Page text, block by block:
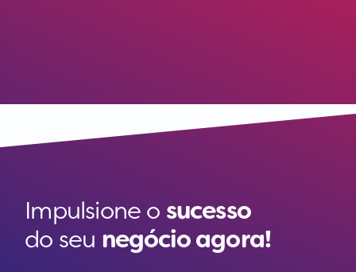
Impulsione o sucesso
do seu negócio agora!